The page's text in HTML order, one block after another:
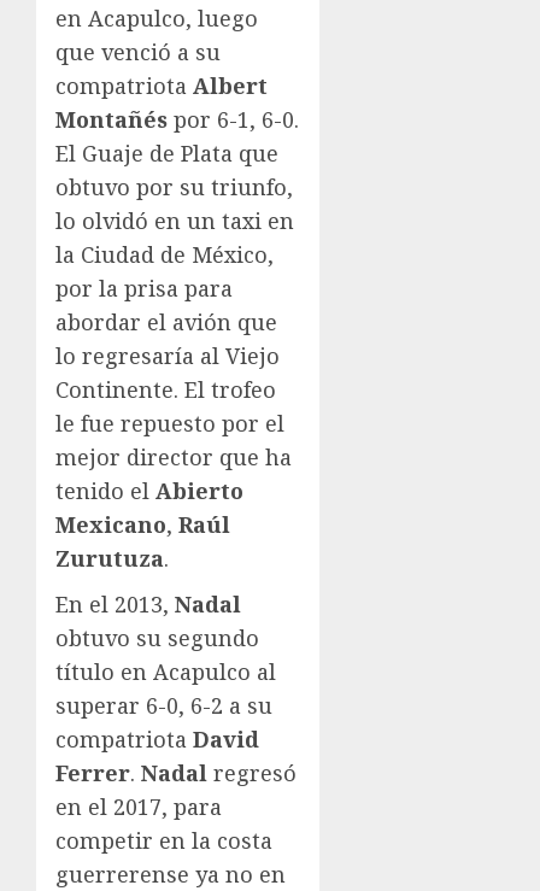
en Acapulco, luego
que venció a su
compatriota Albert
Montañés por 6-1, 6-0.
El Guaje de Plata que
obtuvo por su triunfo,
lo olvidó en un taxi en
la Ciudad de México,
por la prisa para
abordar el avión que
lo regresaría al Viejo
Continente. El trofeo
le fue repuesto por el
mejor director que ha
tenido el Abierto
Mexicano, Raúl
Zurutuza.
En el 2013, Nadal
obtuvo su segundo
título en Acapulco al
superar 6-0, 6-2 a su
compatriota David
Ferrer. Nadal regresó
en el 2017, para
competir en la costa
guerrerense ya no en